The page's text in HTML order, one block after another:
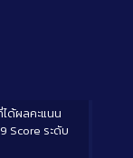
ด้ผลคะแนน
Score ระดับ